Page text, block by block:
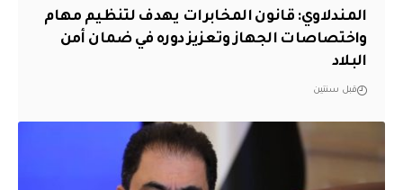
المندلاوي: قانون المخابرات يهدف لتنظيم مهام
واختصاصات الجهاز وتعزيز دوره في ضمان أمن
البلاد
قبل سنتين